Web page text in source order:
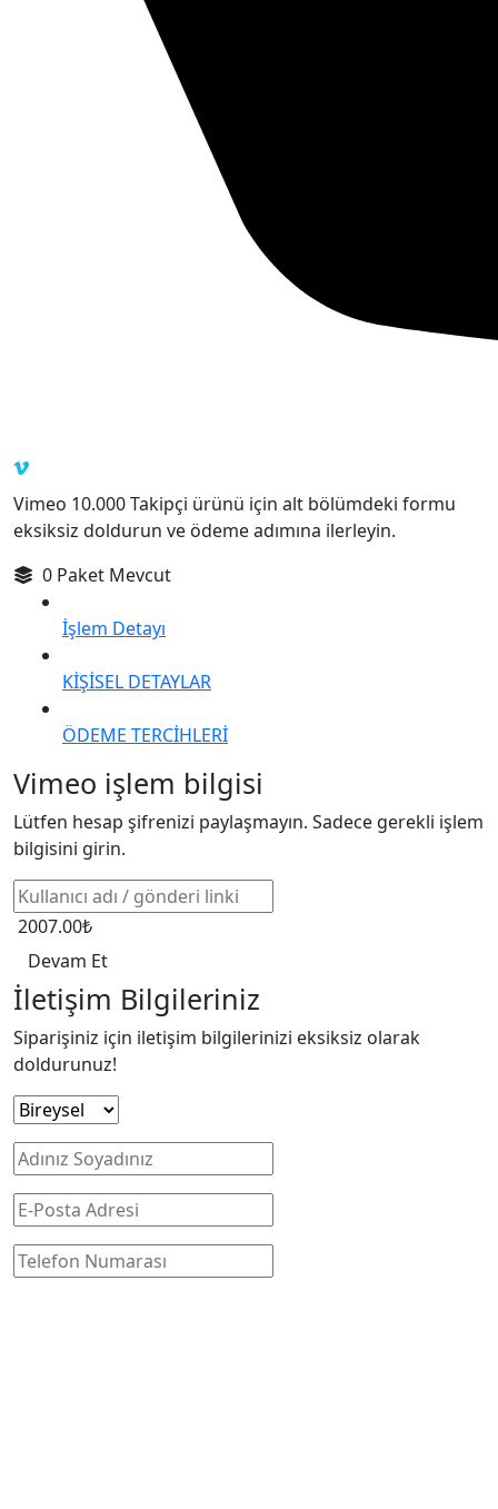
Vimeo 10.000 Takipçi ürünü için alt bölümdeki formu
eksiksiz doldurun ve ödeme adımına ilerleyin.
0 Paket Mevcut
İşlem Detayı
KİŞİSEL DETAYLAR
ÖDEME TERCİHLERİ
Vimeo işlem bilgisi
Lütfen hesap şifrenizi paylaşmayın. Sadece gerekli işlem
bilgisini girin.
2007.00₺
Devam Et
İletişim Bilgileriniz
Siparişiniz için iletişim bilgilerinizi eksiksiz olarak
doldurunuz!